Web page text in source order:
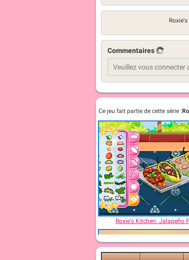
Commentaires
Ce jeu fait partie de cette série :
Roxie's Kitchen: Jalapeño